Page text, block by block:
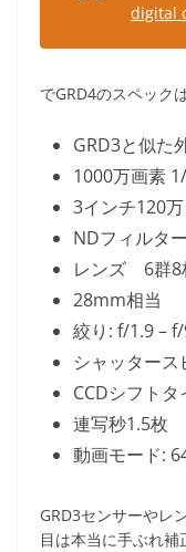
digital
でGRD4のスペック
GRD3と似た
1000万画素
3インチ120
NDフィルター
レンズ 6群8
28mm相当
絞り: f/1.9 –
シャッター
CCDシフト
連写秒1.5枚
動画モード:
GRD3センサーやレ
目は本当に手ぶれ